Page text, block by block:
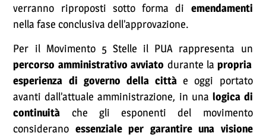
verranno riproposti sotto forma di emendamenti
nella fase conclusiva dell’approvazione.
Per il Movimento 5 Stelle il PUA rappresenta un
percorso amministrativo avviato durante lapropria
esperienza di governo della cittàe oggi portato
avanti dall’attuale amministrazione, in una logica di
continuità che gli esponenti del movimento
considerano essenziale per garantire una visione